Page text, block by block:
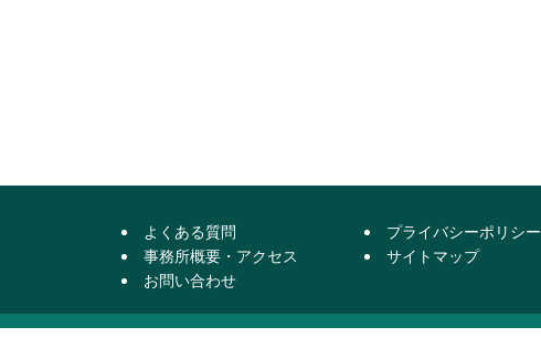
よくある質問
事務所概要・アクセス
お問い合わせ
プライバシーポリシー
サイトマップ